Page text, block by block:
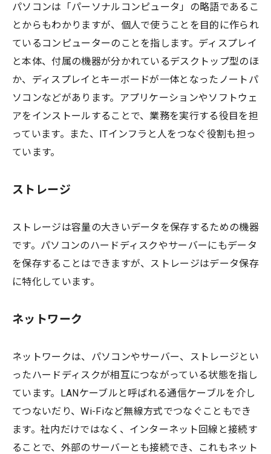
パソコンは「パーソナルコンピュータ」の略語であるこ
とからもわかりますが、個人で使うことを目的に作られ
ているコンピューターのことを指します。ディスプレイ
と本体、付属の機器が分かれているデスクトップ型のほ
か、ディスプレイとキーボードが一体となったノートパ
ソコンなどがあります。アプリケーションやソフトウェ
アをインストールすることで、業務を実行する役目を担
っています。また、ITインフラと人をつなぐ役割も担っ
ています。
ストレージ
ストレージは容量の大きいデータを保存するための機器
です。パソコンのハードディスクやサーバーにもデータ
を保存することはできますが、ストレージはデータ保存
に特化しています。
ネットワーク
ネットワークは、パソコンやサーバー、ストレージとい
ったハードディスクが相互につながっている状態を指し
ています。LANケーブルと呼ばれる通信ケーブルを介し
てつないだり、Wi-Fiなど無線方式でつなぐこともでき
ます。社内だけではなく、インターネット回線と接続す
ることで、外部のサーバーとも接続でき、これもネット